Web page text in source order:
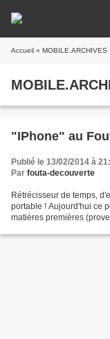
Accueil » MOBILE.ARCHIVES
"IPhone" au
Publié le 13/02/2014 à
Par fouta-decouverte
Rétrécisseur de temps,
portable ! Aujourd'hui ce
matières premières